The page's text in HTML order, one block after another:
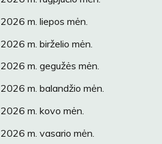
2026 m. liepos mėn.
2026 m. birželio mėn.
2026 m. gegužės mėn.
2026 m. balandžio mėn.
2026 m. kovo mėn.
2026 m. vasario mėn.